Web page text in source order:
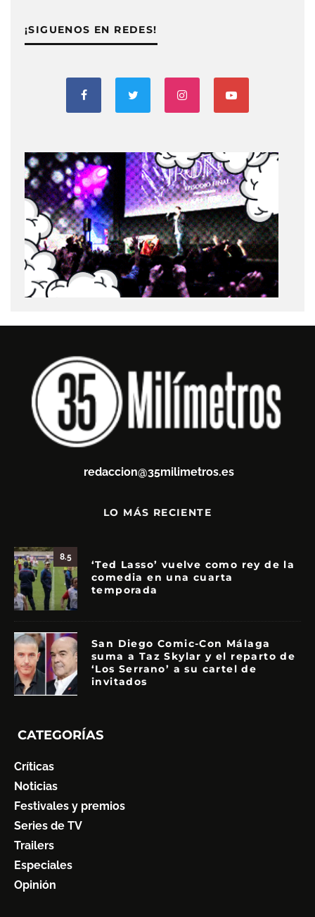
¡SIGUENOS EN REDES!
redaccion@35milimetros.es
LO MÁS RECIENTE
8.5
‘Ted Lasso’ vuelve como rey de la
comedia en una cuarta
temporada
San Diego Comic-Con Málaga
suma a Taz Skylar y el reparto de
‘Los Serrano’ a su cartel de
invitados
CATEGORÍAS
Críticas
Noticias
Festivales y premios
Series de TV
Trailers
Especiales
Opinión